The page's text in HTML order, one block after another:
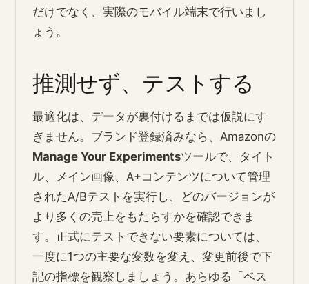
だけでなく、実際のモバイル端末で行いまし
ょう。
推測せず、テストする
最適化は、データが裏付けるまでは仮説にす
ぎません。ブランド登録済みなら、Amazonの
Manage Your Experimentsツールで、タイト
ル、メイン画像、A+コンテンツについて管理
されたA/Bテストを実行し、どのバージョンが
より多くの売上をもたらすかを確認できま
す。正式にテストできない要素については、
一度に1つの主要な変数を変え、変更前後で下
記の指標を観察しましょう。あらゆる「ベス